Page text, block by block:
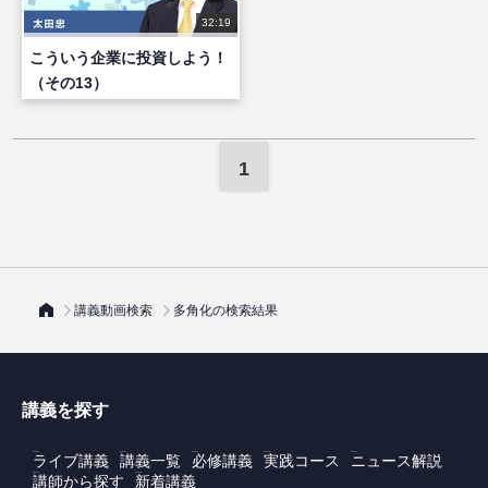
32:19
こういう企業に投資しよう！
（その13）
1
講義動画検索 多角化の検索結果
講義を探す
ライブ講義 講義一覧 必修講義 実践コース
ニュース解説
講師から探す
新着講義